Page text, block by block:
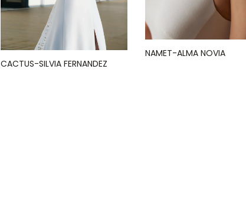
CACTUS-SILVIA FERNANDEZ
NAMET-ALMA NOVIA